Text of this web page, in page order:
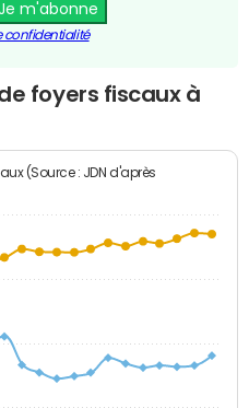
m'abonne
confidentialité
foyers fiscaux à
(Source : JDN d'après